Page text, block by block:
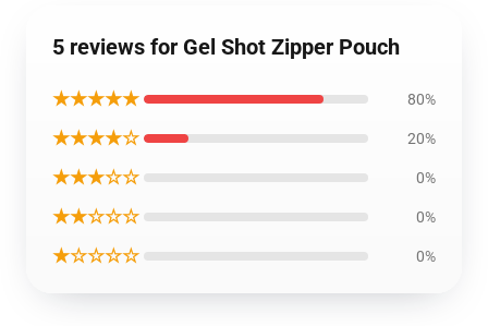
5 reviews for Gel Shot Zipper Pouch
★★★★★ 80%
★★★★☆ 20%
★★★☆☆ 0%
★★☆☆☆ 0%
★☆☆☆☆ 0%